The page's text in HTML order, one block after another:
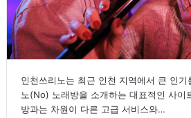
인천쓰리노는 최근 인천 지역에서 큰 인
노(No) 노래방을 소개하는 대표적인 사이
방과는 차원이 다른 고급 서비스와…